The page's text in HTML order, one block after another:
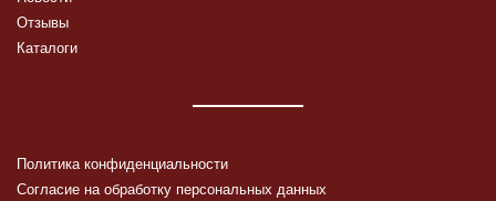
Отзывы
Каталоги
Политика конфиденциальности
Согласие на обработку персональных данных